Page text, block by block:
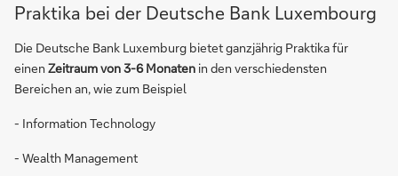
Praktika bei der Deutsche Bank Luxembourg
Die Deutsche Bank Luxemburg bietet ganzjährig Praktika für
einen Zeitraum von 3-6 Monaten in den verschiedensten
Bereichen an, wie zum Beispiel
- Information Technology
- Wealth Management